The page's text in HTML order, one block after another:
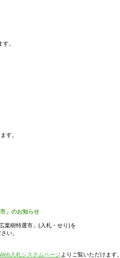
。
す。
」のお知らせ
葉樹特選市」(入札・せり)を
い。
入札システムページ よりご覧いただけます。